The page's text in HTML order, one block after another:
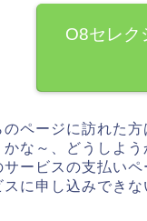
O8セレク
のページに訪れた
かな～、どうしよ
サービスの支払い
スに申し込みできな